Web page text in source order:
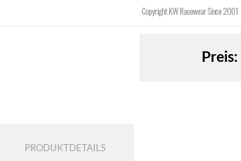
Preis:
PRODUKTDETAILS